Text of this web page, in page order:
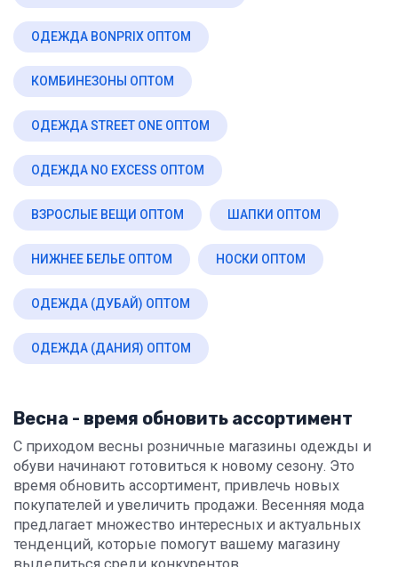
ОДЕЖДА BONPRIX ОПТОМ
КОМБИНЕЗОНЫ ОПТОМ
ОДЕЖДА STREET ONE ОПТОМ
ОДЕЖДА NO EXCESS ОПТОМ
ВЗРОСЛЫЕ ВЕЩИ ОПТОМ ШАПКИ ОПТОМ
НИЖНЕЕ БЕЛЬЕ ОПТОМ НОСКИ ОПТОМ
ОДЕЖДА (ДУБАЙ) ОПТОМ
ОДЕЖДА (ДАНИЯ) ОПТОМ
Весна - время обновить ассортимент
С приходом весны розничные магазины одежды и
обуви начинают готовиться к новому сезону. Это
время обновить ассортимент, привлечь новых
покупателей и увеличить продажи. Весенняя мода
предлагает множество интересных и актуальных
тенденций, которые помогут вашему магазину
выделиться среди конкурентов.